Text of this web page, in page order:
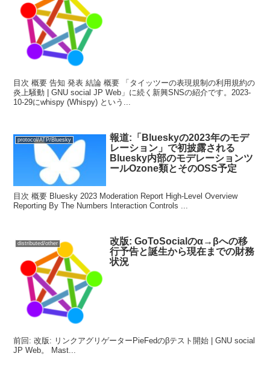
目次 概要 告知 発表 結論 概要 「タイッツーの表現規制の利用規約の
炎上騒動 | GNU social JP Web」に続く新興SNSの紹介です。2023-
10-29にwhispy (Whispy) という...
protocol/ATP/Bluesky
報道:「Blueskyの2023年のモデ
レーション」で初披露される
Bluesky内部のモデレーションツ
ールOzone類とそのOSS予定
目次 概要 Bluesky 2023 Moderation Report High-Level Overview
Reporting By The Numbers Interaction Controls ...
distributed/other
改版: GoToSocialのα→βへの移
行予告と誕生から現在までの財務
状況
前回: 改版: リンクアグリゲーターPieFedのβテスト開始 | GNU social
JP Web。 Mast...